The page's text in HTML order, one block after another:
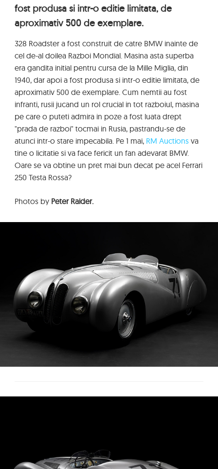
fost produsa si intr-o editie limitata, de
aproximativ 500 de exemplare.
328 Roadster a fost construit de catre BMW inainte de
cel de-al doilea Razboi Mondial. Masina asta superba
era gandita initial pentru cursa de la Mille Miglia, din
1940, dar apoi a fost produsa si intr-o editie limitata, de
aproximativ 500 de exemplare. Cum nemtii au fost
infranti, rusii jucand un rol crucial in tot razboiul, masina
pe care o puteti admira in poze a fost luata drept
"prada de razboi" tocmai in Rusia, pastrandu-se de
atunci intr-o stare impecabila. Pe 1 mai, RM Auctions va
tine o licitatie si va face fericit un fan adevarat BMW.
Oare se va obtine un pret mai bun decat pe acel Ferrari
250 Testa Rossa?
Photos by Peter Raider.